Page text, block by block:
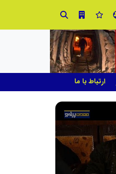
ارتباط با ما